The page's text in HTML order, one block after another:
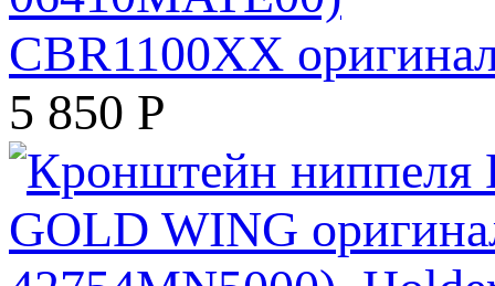
CBR1100XX
5 850 Р